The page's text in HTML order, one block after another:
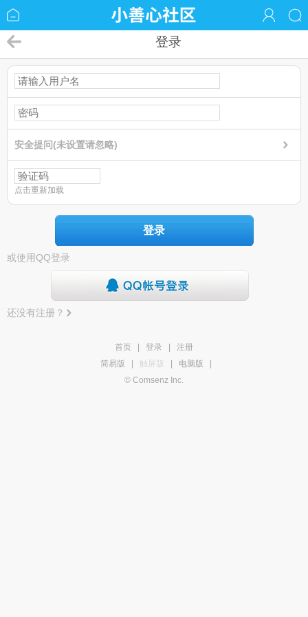
登录
安全提问(未设置请忽略)
点击重新加载
登录
或使用QQ登录
还没有注册？
首页 登录
注册
简易版
触屏版 电脑版
© Comsenz Inc.